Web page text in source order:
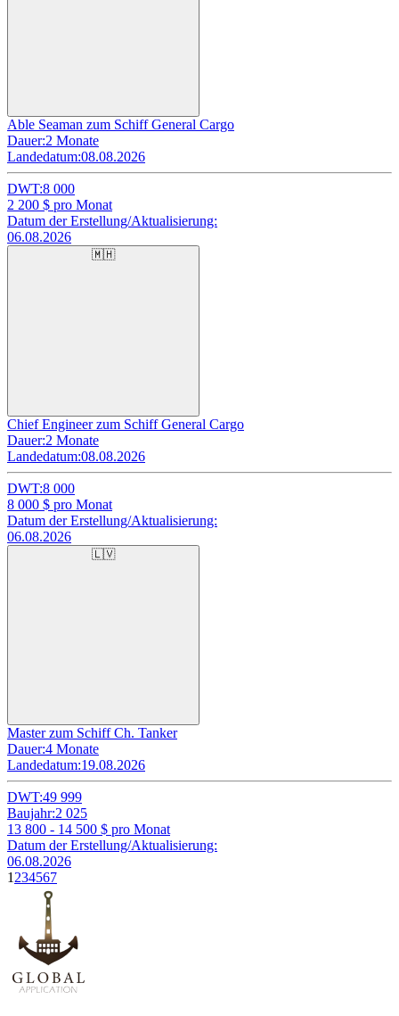
Able Seaman zum Schiff General Cargo
Dauer:2 Monate
Landedatum:08.08.2026
DWT:8 000
2 200 $ pro Monat
Datum der Erstellung/Aktualisierung:
06.08.2026
🇲🇭
Chief Engineer zum Schiff General Cargo
Dauer:2 Monate
Landedatum:08.08.2026
DWT:8 000
8 000 $ pro Monat
Datum der Erstellung/Aktualisierung:
06.08.2026
🇱🇻
Master zum Schiff Ch. Tanker
Dauer:4 Monate
Landedatum:19.08.2026
DWT:49 999
Baujahr:2 025
13 800 - 14 500 $ pro Monat
Datum der Erstellung/Aktualisierung:
06.08.2026
1 234567